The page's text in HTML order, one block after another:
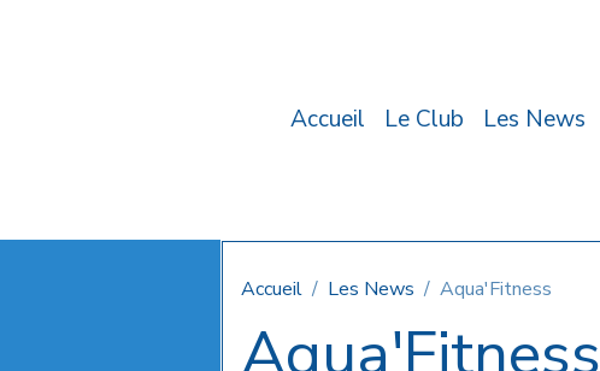
Accueil Le Club Les News
Accueil Les News Aqua'Fitness
Aqua'Fitness